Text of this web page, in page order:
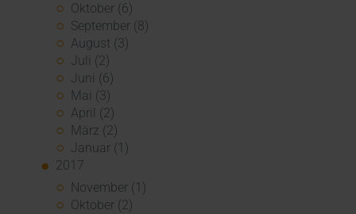
Oktober (6)
September (8)
August (3)
Juli (2)
Juni (6)
Mai (3)
April (2)
März (2)
Januar (1)
2017
November (1)
Oktober (2)